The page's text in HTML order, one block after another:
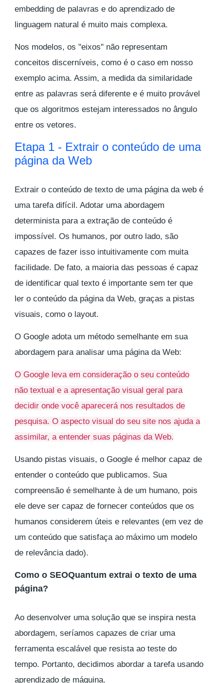
embedding de palavras e do aprendizado de
linguagem natural é muito mais complexa.
Nos modelos, os "eixos" não representam
conceitos discerníveis, como é o caso em nosso
exemplo acima. Assim, a medida da similaridade
entre as palavras será diferente e é muito provável
que os algoritmos estejam interessados no ângulo
entre os vetores.
Etapa 1 - Extrair o conteúdo de uma
página da Web
Extrair o conteúdo de texto de uma página da web é
uma tarefa difícil. Adotar uma abordagem
determinista para a extração de conteúdo é
impossível. Os humanos, por outro lado, são
capazes de fazer isso intuitivamente com muita
facilidade. De fato, a maioria das pessoas é capaz
de identificar qual texto é importante sem ter que
ler o conteúdo da página da Web, graças a pistas
visuais, como o layout.
O Google adota um método semelhante em sua
abordagem para analisar uma página da Web:
O Google leva em consideração o seu conteúdo
não textual e a apresentação visual geral para
decidir onde você aparecerá nos resultados de
pesquisa. O aspecto visual do seu site nos ajuda a
assimilar, a entender suas páginas da Web.
Usando pistas visuais, o Google é melhor capaz de
entender o conteúdo que publicamos. Sua
compreensão é semelhante à de um humano, pois
ele deve ser capaz de fornecer conteúdos que os
humanos considerem úteis e relevantes (em vez de
um conteúdo que satisfaça ao máximo um modelo
de relevância dado).
Como o SEOQuantum extrai o texto de uma
página?
Ao desenvolver uma solução que se inspira nesta
abordagem, seríamos capazes de criar uma
ferramenta escalável que resista ao teste do
tempo. Portanto, decidimos abordar a tarefa usando
aprendizado de máquina.